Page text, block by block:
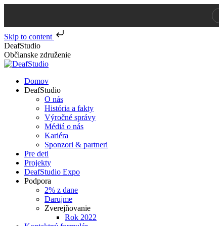
Skip to content
Skip
to
content
DeafStudio
Občianske združenie
Domov
DeafStudio
O nás
História a fakty
Výročné správy
Médiá o nás
Kariéra
Sponzori & partneri
Pre deti
Projekty
DeafStudio Expo
Podpora
2% z dane
Darujme
Zverejňovanie
Rok 2022